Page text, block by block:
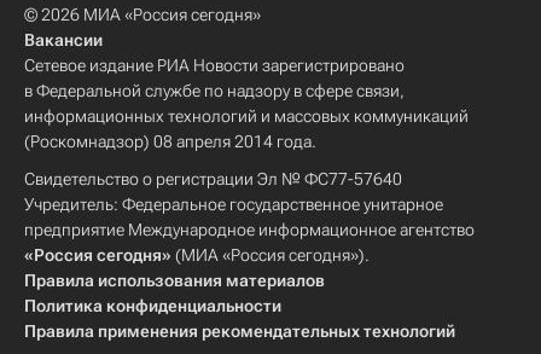
© 2026 МИА «Россия сегодня»
Вакансии
Сетевое издание РИА Новости зарегистрировано
в Федеральной службе по надзору в сфере связи,
информационных технологий и массовых коммуникаций
(Роскомнадзор) 08 апреля 2014 года.
Свидетельство о регистрации Эл № ФС77-57640
Учредитель: Федеральное государственное унитарное
предприятие Международное информационное агентство
«Россия сегодня» (МИА «Россия сегодня»).
Правила использования материалов
Политика конфиденциальности
Правила применения рекомендательных технологий